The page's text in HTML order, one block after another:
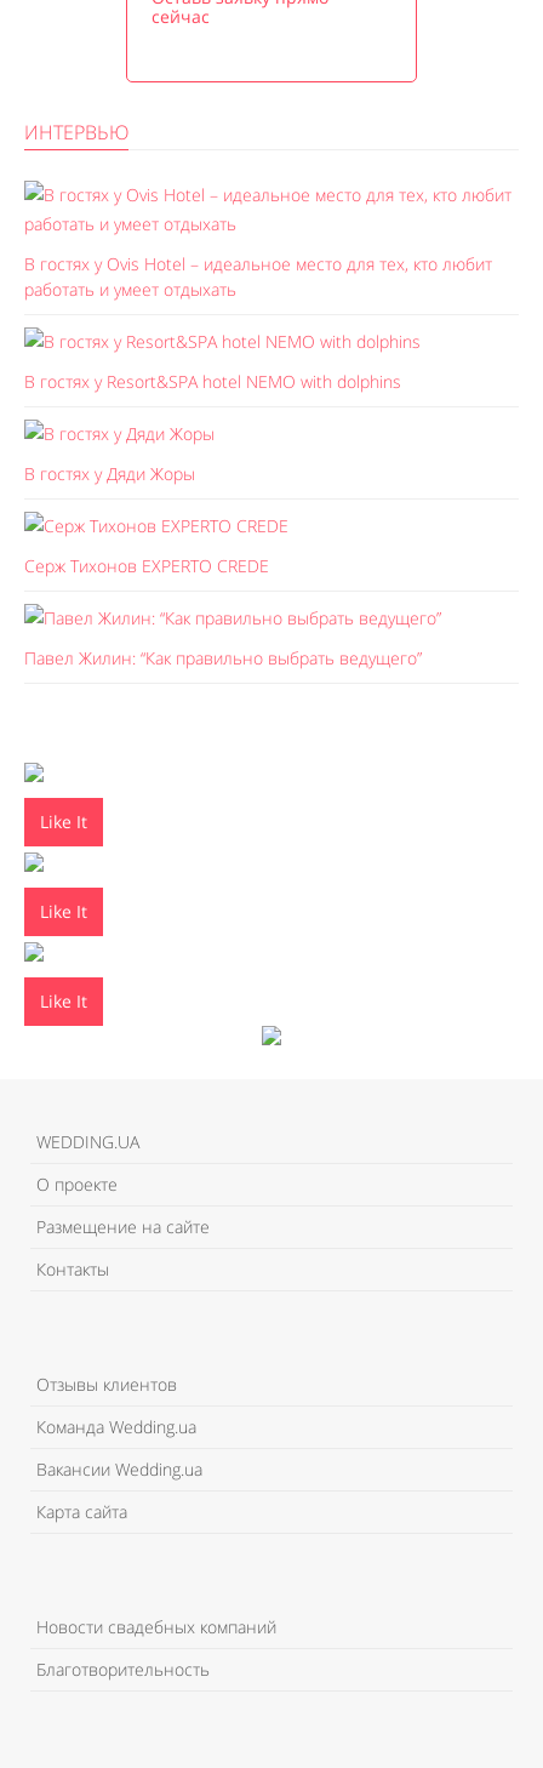
сейчас
ИНТЕРВЬЮ
В гостях у Ovis Hotel – идеальное место для тех, кто любит
работать и умеет отдыхать
В гостях у Resort&SPA hotel NEMO with dolphins
В гостях у Дяди Жоры
Серж Тихонов EXPERTO CREDE
Павел Жилин: “Как правильно выбрать ведущего”
Like It
Like It
Like It
WEDDING.UA
О проекте
Размещение на сайте
Контакты
Отзывы клиентов
Команда Wedding.ua
Вакансии Wedding.ua
Карта сайта
Новости свадебных компаний
Благотворительность